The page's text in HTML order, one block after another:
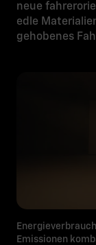
neue
edle
gehobenes
Emissionen